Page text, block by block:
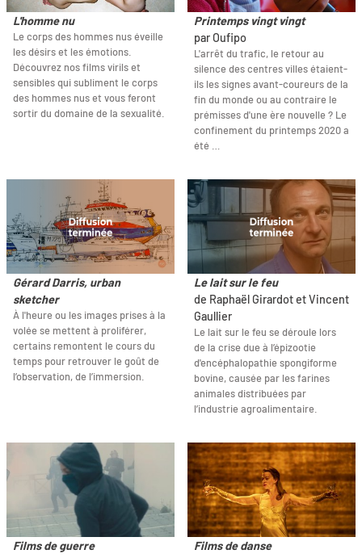
L'homme nu
Le corps des hommes nus éveille
les désirs et les émotions.
Découvrez nos films virils et
sensibles qui subliment le corps
des hommes nus et vous feront
sortir du domaine de la sexualité.
Printemps vingt vingt
par Oufipo
L'arrêt du trafic, le retour au
silence des centres villes étaient-
ils les signes avant-coureurs de la
fin du monde ou au contraire le
prémisses d'une ère nouvelle ? Le
confinement du printemps 2020 a
été …
Gérard Darris, urban
sketcher
À l'heure ou les images prises à la
volée se mettent à proliférer,
certains remontent le cours du
temps pour retrouver le goût de
l’observation, de l’immersion.
Le lait sur le feu
de Raphaël Girardot et Vincent
Gaullier
Le lait sur le feu se déroule lors
de la crise due à l’épizootie
d'encéphalopathie spongiforme
bovine, causée par les farines
animales distribuées par
l’industrie agroalimentaire.
Films de guerre Films de danse